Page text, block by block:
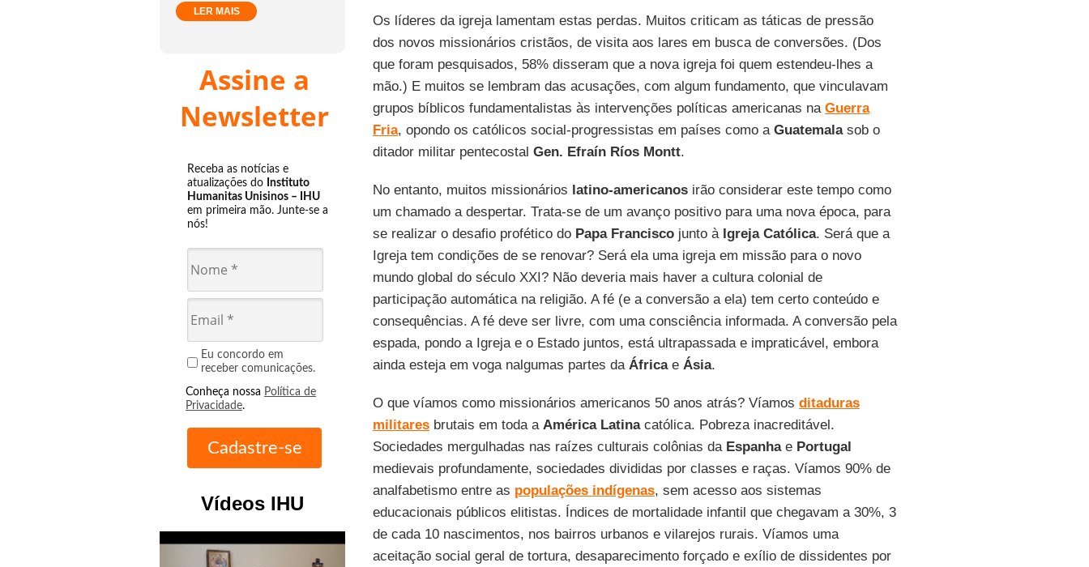
LER MAIS
Assine a
Newsletter
Receba as notícias e
atualizações do Instituto
Humanitas Unisinos – IHU
em primeira mão. Junte-se a
nós!
Eu concordo em
receber comunicações.
Conheça nossa Política de
Privacidade.
Vídeos IHU
Os líderes da igreja lamentam estas perdas. Muitos criticam as táticas de pressão
dos novos missionários cristãos, de visita aos lares em busca de conversões. (Dos
que foram pesquisados, 58% disseram que a nova igreja foi quem estendeu-lhes a
mão.) E muitos se lembram das acusações, com algum fundamento, que vinculavam
grupos bíblicos fundamentalistas às intervenções políticas americanas na Guerra
Fria, opondo os católicos social-progressistas em países como a Guatemalasob o
ditador militar pentecostal Gen. Efraín Ríos Montt.
No entanto, muitos missionários latino-americanosirão considerar este tempo como
um chamado a despertar. Trata-se de um avanço positivo para uma nova época, para
se realizar o desafio profético do Papa Franciscojunto à Igreja Católica. Será que a
Igreja tem condições de se renovar? Será ela uma igreja em missão para o novo
mundo global do século XXI? Não deveria mais haver a cultura colonial de
participação automática na religião. A fé (e a conversão a ela) tem certo conteúdo e
consequências. A fé deve ser livre, com uma consciência informada. A conversão pela
espada, pondo a Igreja e o Estado juntos, está ultrapassada e impraticável, embora
ainda esteja em voga nalgumas partes da Áfricae Ásia.
O que víamos como missionários americanos 50 anos atrás? Víamos ditaduras
militaresbrutais em toda a América Latinacatólica. Pobreza inacreditável.
Sociedades mergulhadas nas raízes culturais colônias da Espanhae Portugal
medievais profundamente, sociedades divididas por classes e raças. Víamos 90% de
analfabetismo entre as populações indígenas, sem acesso aos sistemas
educacionais públicos elitistas. Índices de mortalidade infantil que chegavam a 30%, 3
de cada 10 nascimentos, nos bairros urbanos e vilarejos rurais. Víamos uma
aceitação social geral de tortura, desaparecimento forçado e exílio de dissidentes por